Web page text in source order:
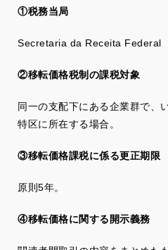
①税務当局
Secretaria da Receita Federal
②移転価格税制の課税対象
同一の支配下にある企業群で、
特区に所在する場合。
③移転価格課税に係る更正期限
原則5年。
④移転価格に関する開示義務